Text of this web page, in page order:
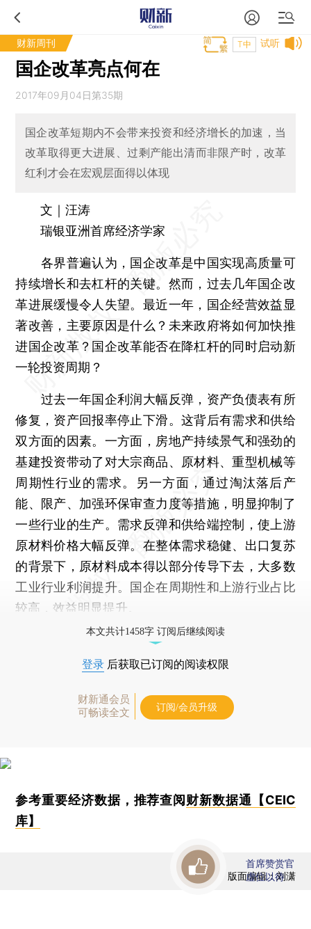
财新周刊 试听
T中
国企改革亮点何在
2017年09月04日第35期
国企改革短期内不会带来投资和经济增长的加速，当
改革取得更大进展、过剩产能出清而非限产时，改革
红利才会在宏观层面得以体现
文｜汪涛
瑞银亚洲首席经济学家
各界普遍认为，国企改革是中国实现高质量可
持续增长和去杠杆的关键。然而，过去几年国企改
革进展缓慢令人失望。最近一年，国企经营效益显
著改善，主要原因是什么？未来政府将如何加快推
进国企改革？国企改革能否在降杠杆的同时启动新
一轮投资周期？
过去一年国企利润大幅反弹，资产负债表有所
修复，资产回报率停止下滑。这背后有需求和供给
双方面的因素。一方面，房地产持续景气和强劲的
基建投资带动了对大宗商品、原材料、重型机械等
周期性行业的需求。另一方面，通过淘汰落后产
能、限产、加强环保审查力度等措施，明显抑制了
一些行业的生产。需求反弹和供给端控制，使上游
原材料价格大幅反弹。在整体需求稳健、出口复苏
的背景下，原材料成本得以部分传导下去，大多数
工业行业利润提升。国企在周期性和上游行业占比
较高，效益明显提升。
本文共计1458字 订阅后继续阅读
登录 后获取已订阅的阅读权限
财新通会员
可畅读全文
订阅/会员升级
参考重要经济数据，推荐查阅 财新数据通【CEIC
库】
版面编辑：刘潇
首席赞赏官
虚位以待